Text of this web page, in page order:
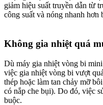
giảm hiệu suất truyền dẫn từ
công suất và nóng nhanh hơn
Không gia nhiệt quá
Dù máy gia nhiệt vòng bi
việc gia nhiệt vòng bi vượt
thép hoặc làm tan chảy mỡ
có nắp che bụi). Do đó, việc
buộc.